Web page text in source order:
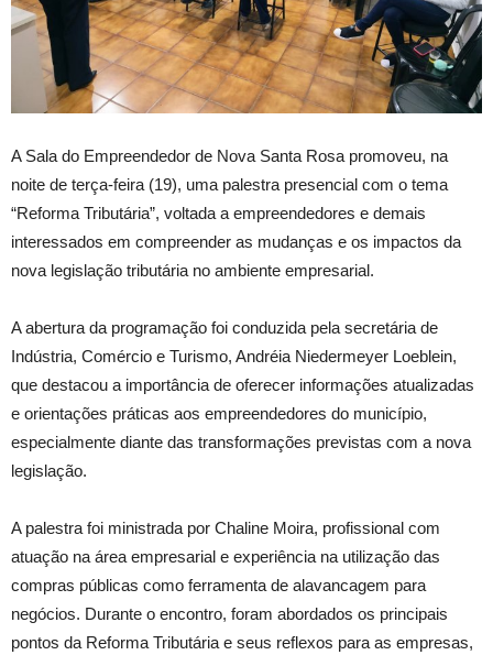
A Sala do Empreendedor de Nova Santa Rosa promoveu, na
noite de terça-feira (19), uma palestra presencial com o tema
“Reforma Tributária”, voltada a empreendedores e demais
interessados em compreender as mudanças e os impactos da
nova legislação tributária no ambiente empresarial.
A abertura da programação foi conduzida pela secretária de
Indústria, Comércio e Turismo, Andréia Niedermeyer Loeblein,
que destacou a importância de oferecer informações atualizadas
e orientações práticas aos empreendedores do município,
especialmente diante das transformações previstas com a nova
legislação.
A palestra foi ministrada por Chaline Moira, profissional com
atuação na área empresarial e experiência na utilização das
compras públicas como ferramenta de alavancagem para
negócios. Durante o encontro, foram abordados os principais
pontos da Reforma Tributária e seus reflexos para as empresas,